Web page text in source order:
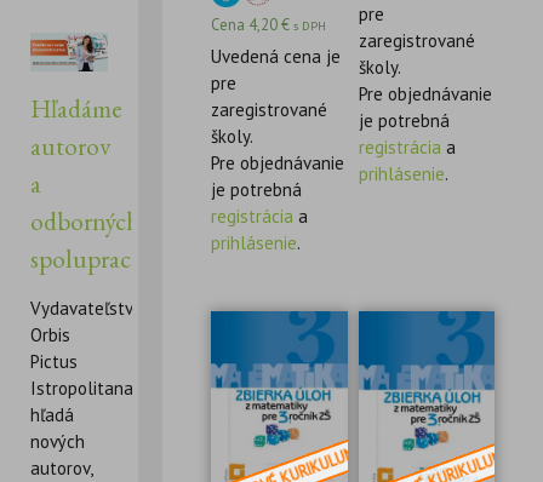
Hľadáme
autorov
a
odborných
spolupracovníkov
Vydavateľstvo
Orbis
Pictus
Istropolitana
hľadá
nových
autorov,
Cena 4,20€ s DPH
Uvedená cena je
pre
zaregistrované
školy.
Pre objednávanie
je potrebná
registrácia a
prihlásenie.
pre
zaregistrované
školy.
Pre objednávanie
je potrebná
registrácia a
prihlásenie.